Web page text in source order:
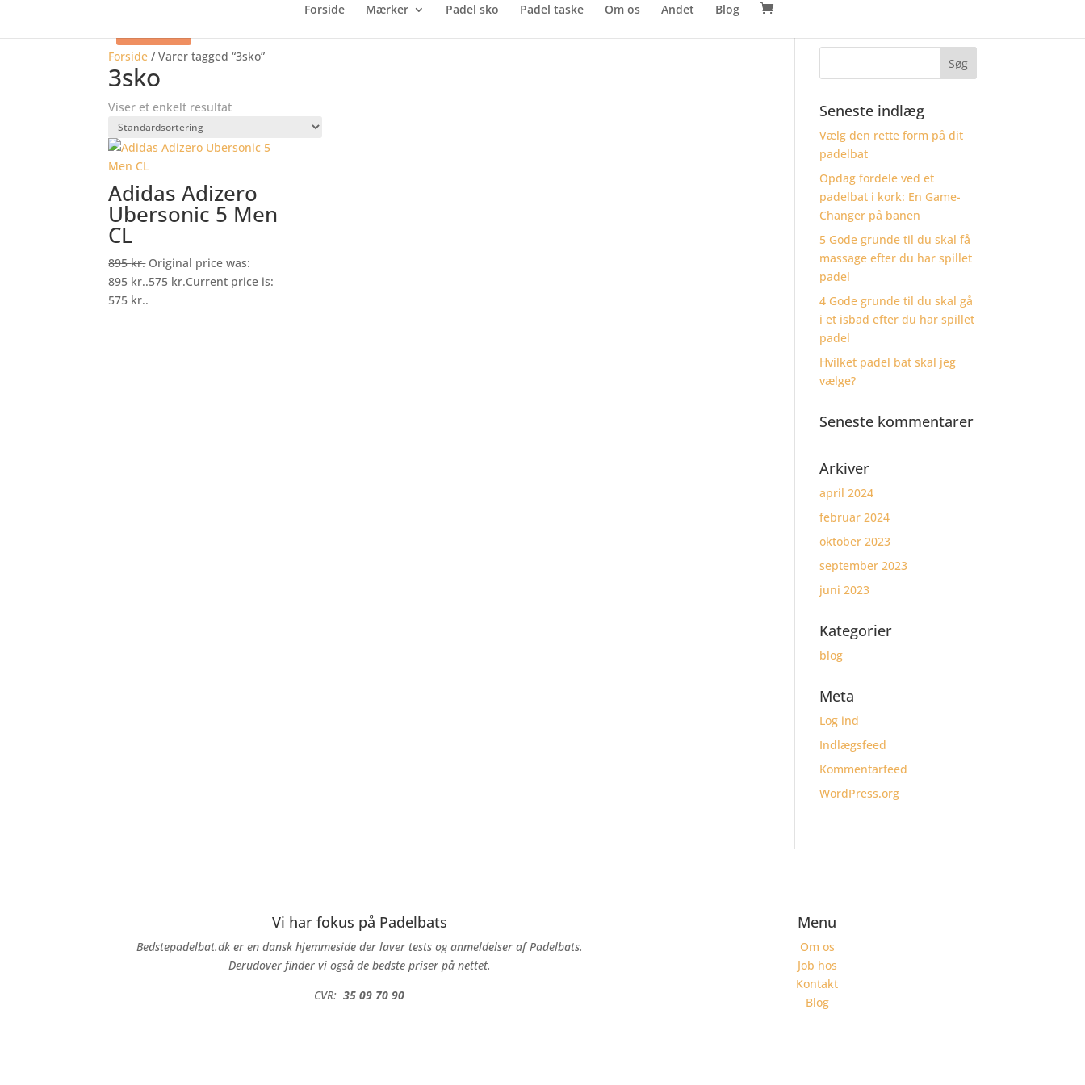
Forside Mærker Padel sko Padel taske Om os Andet Blog
Forside /Varer tagged “3sko”
3sko
Viser et enkelt resultat
Adidas Adizero
Ubersonic 5 Men
CL
895kr. Original price was:
895 kr..575 kr.Current price is:
575 kr..
Seneste indlæg
Vælg den rette form på dit
padelbat
Opdag fordele ved et
padelbat i kork: En Game-
Changer på banen
5 Gode grunde til du skal få
massage efter du har spillet
padel
4 Gode grunde til du skal gå
i et isbad efter du har spillet
padel
Hvilket padel bat skal jeg
vælge?
Seneste kommentarer
Arkiver
april 2024
februar 2024
oktober 2023
september 2023
juni 2023
Kategorier
blog
Meta
Log ind
Indlægsfeed
Kommentarfeed
WordPress.org
Vi har fokus på Padelbats
Bedstepadelbat.dk er en dansk hjemmeside der laver tests og anmeldelser af Padelbats.
Derudover finder vi også de bedste priser på nettet.
CVR: 35 09 70 90
Menu
Om os
Job hos
Kontakt
Blog